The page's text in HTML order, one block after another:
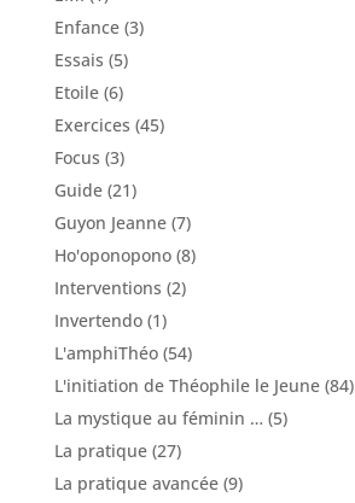
Enfance(3)
Essais (5)
Etoile(6)
Exercices (45)
Focus (3)
Guide(21)
Guyon Jeanne(7)
Ho'oponopono(8)
Interventions (2)
Invertendo(1)
L'amphiThéo(54)
L'initiation de Théophile le Jeune(84)
La mystique au féminin … (5)
La pratique(27)
La pratique avancée(9)